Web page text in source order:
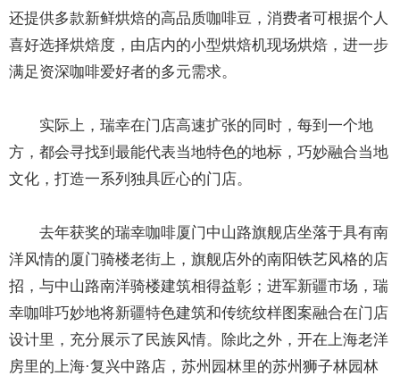
还提供多款新鲜烘焙的高品质咖啡豆，消费者可根据个人
喜好选择烘焙度，由店内的小型烘焙机现场烘焙，进一步
满足资深咖啡爱好者的多元需求。
实际上，瑞幸在门店高速扩张的同时，每到一个地
方，都会寻找到最能代表当地特色的地标，巧妙融合当地
文化，打造一系列独具匠心的门店。
去年获奖的瑞幸咖啡厦门中山路旗舰店坐落于具有南
洋风情的厦门骑楼老街上，旗舰店外的南阳铁艺风格的店
招，与中山路南洋骑楼建筑相得益彰；进军新疆市场，瑞
幸咖啡巧妙地将新疆特色建筑和传统纹样图案融合在门店
设计里，充分展示了民族风情。除此之外，开在上海老洋
房里的上海·复兴中路店，苏州园林里的苏州狮子林园林